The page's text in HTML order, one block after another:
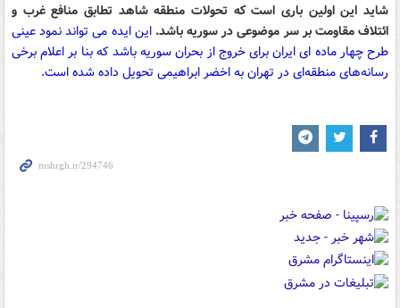
شاید این اولین باری است که تحولات منطقه شاهد تطابق منافع غرب و
ائتلاف مقاومت بر سر موضوعی در سوریه باشد. این ایده می تواند نمود عینی
طرح چهار ماده ای ایران برای خروج از بحران سوریه باشد که بنا بر اعلام برخی
رسانه‌های منطقه‌ای در تهران به اخضر ابراهیمی تحویل داده شده است.